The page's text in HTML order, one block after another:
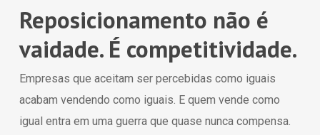
Reposicionamento não é
vaidade. É competitividade.
Empresas que aceitam ser percebidas como iguais
acabam vendendo como iguais. E quem vende como
igual entra em uma guerra que quase nunca compensa.